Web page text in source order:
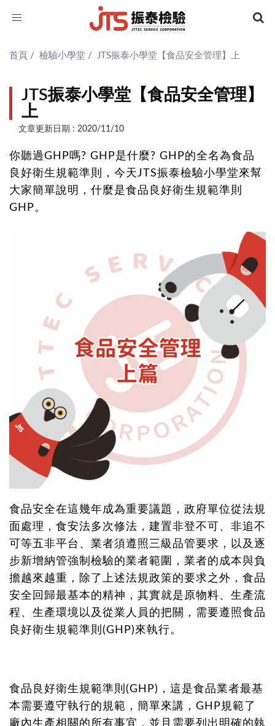
Toggle
首頁 / 檢驗小學堂 / JTS振泰小學堂【食品安全管理】上
JTS振泰小學堂【食品安全管理】
上
文章更新日期 : 2020/11/10
你聽過GHP嗎? GHP是什麼? GHP的全名為食品
良好衛生規範準則，今天JTS振泰檢驗小學堂來幫
大家簡單說明，什麼是食品良好衛生規範準則
GHP。
食品安全在這幾年成為重要議題，政府單位從法規
面處理，食安法多次修法，建置非登不可、非追不
可等五非平台、業者須遵照三級品管要求，以及逐
步新增納管強制檢驗的業者範圍，業者的成本與負
擔越來越重，除了上述法規政策的要求之外，食品
安全回歸最基本的精神，其實就是原物料、生產流
程、生產環境以及從業人員的把關，需要遵照食品
良好衛生規範準則(GHP)來執行。
食品良好衛生規範準則(GHP)，這是食品業者最基
本需要遵守執行的規範，簡單來講，GHP規範了
廠內生產相關的所有事宜，並且需要列出明確的執